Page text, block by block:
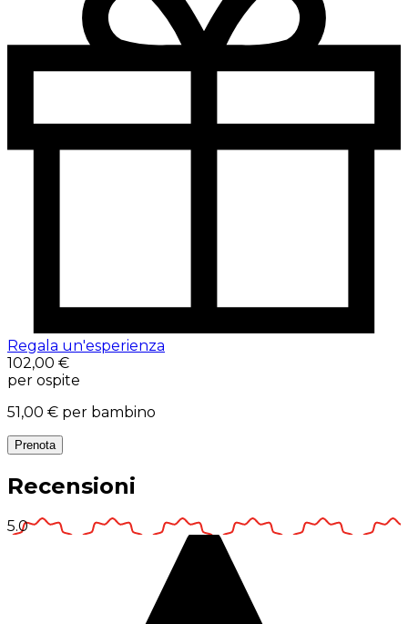
Regala un'esperienza
102,00 €
per ospite
51,00 € per bambino
Prenota
Recensioni
5.0